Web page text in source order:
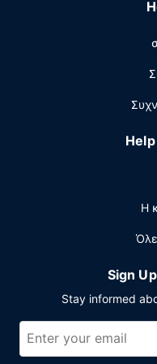
Η
Sign
Stay informed